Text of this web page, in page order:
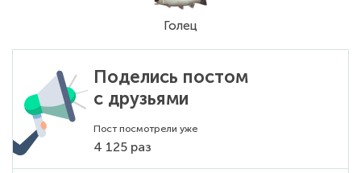
Голец
Поделись постом
с друзьями
Пост посмотрели уже
4 125 раз